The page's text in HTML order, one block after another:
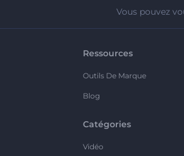
Vous pouvez
Ressources
Outils De Marque
Blog
Catégories
Vidéo